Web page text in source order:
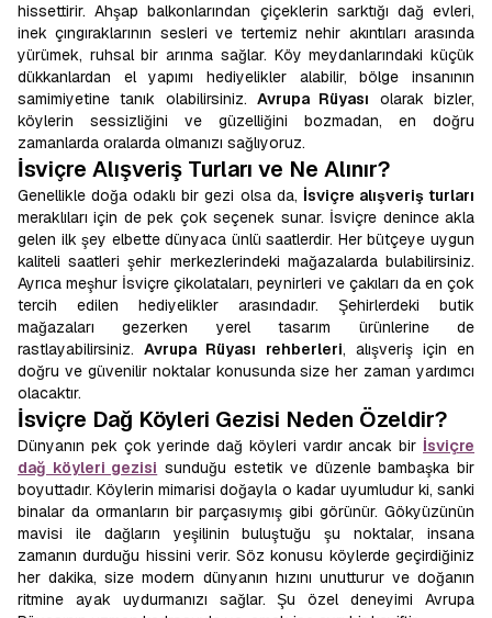
hissettirir. Ahşap balkonlarından çiçeklerin sarktığı dağ evleri,
inek çıngıraklarının sesleri ve tertemiz nehir akıntıları arasında
yürümek, ruhsal bir arınma sağlar. Köy meydanlarındaki küçük
dükkanlardan el yapımı hediyelikler alabilir, bölge insanının
samimiyetine tanık olabilirsiniz. Avrupa Rüyası olarak bizler,
köylerin sessizliğini ve güzelliğini bozmadan, en doğru
zamanlarda oralarda olmanızı sağlıyoruz.
İsviçre Alışveriş Turları ve Ne Alınır?
Genellikle doğa odaklı bir gezi olsa da, İsviçre alışveriş turları
meraklıları için de pek çok seçenek sunar. İsviçre denince akla
gelen ilk şey elbette dünyaca ünlü saatlerdir. Her bütçeye uygun
kaliteli saatleri şehir merkezlerindeki mağazalarda bulabilirsiniz.
Ayrıca meşhur İsviçre çikolataları, peynirleri ve çakıları da en çok
tercih edilen hediyelikler arasındadır. Şehirlerdeki butik
mağazaları gezerken yerel tasarım ürünlerine de
rastlayabilirsiniz.Avrupa Rüyası rehberleri, alışveriş için en
doğru ve güvenilir noktalar konusunda size her zaman yardımcı
olacaktır.
İsviçre Dağ Köyleri Gezisi Neden Özeldir?
Dünyanın pek çok yerinde dağ köyleri vardır ancak bir İsviçre
dağ köyleri gezisi sunduğu estetik ve düzenle bambaşka bir
boyuttadır. Köylerin mimarisi doğayla o kadar uyumludur ki, sanki
binalar da ormanların bir parçasıymış gibi görünür. Gökyüzünün
mavisi ile dağların yeşilinin buluştuğu şu noktalar, insana
zamanın durduğu hissini verir. Söz konusu köylerde geçirdiğiniz
her dakika, size modern dünyanın hızını unutturur ve doğanın
ritmine ayak uydurmanızı sağlar. Şu özel deneyimi Avrupa